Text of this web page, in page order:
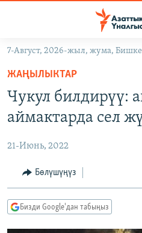
Навигацияга
өтүңүз
Издөөгө
салыңыз
КЫРГЫЗСТАН
КЫРГЫЗСТАН
ЭКОНОМИКА
МАДАНИЯТ
ДҮЙНӨ
БОРБОР АЗИЯ
АТАЙЫН ИЛИКТӨӨ
ТВ ПРОГРАММАЛАР
ЭКСПЕРТТЕР ТАЛДАЙТ
ӨЗГӨЧӨ ПИКИР
7-Август, 2026-жыл, жума,
ЖАҢЫЛЫКТАР
Чукул билдирүү:
аймактарда сел
21-Июнь, 2022
Бөлүшүңүз
Бизди Google'дан табыңыз